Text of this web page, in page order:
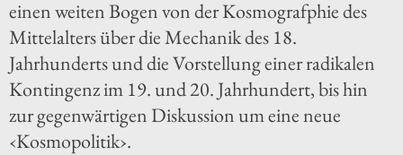
einen weiten Bogen von der Kosmografphie des
Mittelalters über die Mechanik des 18.
Jahrhunderts und die Vorstellung einer radikalen
Kontingenz im 19. und 20. Jahrhundert, bis hin
zur gegenwärtigen Diskussion um eine neue
‹Kosmopolitik›.